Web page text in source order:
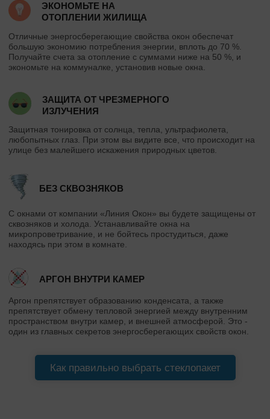
ЭКОНОМЬТЕ НА
ОТОПЛЕНИИ ЖИЛИЩА
Отличные энергосберегающие свойства окон обеспечат
большую экономию потребления энергии, вплоть до 70 %.
Получайте счета за отопление с суммами ниже на 50 %, и
экономьте на коммуналке, установив новые окна.
ЗАЩИТА ОТ ЧРЕЗМЕРНОГО
ИЗЛУЧЕНИЯ
Защитная тонировка от солнца, тепла, ультрафиолета,
любопытных глаз. При этом вы видите все, что происходит на
улице без малейшего искажения природных цветов.
БЕЗ СКВОЗНЯКОВ
С окнами от компании «Линия Окон» вы будете защищены от
сквозняков и холода. Устанавливайте окна на
микропроветривание, и не бойтесь простудиться, даже
находясь при этом в комнате.
АРГОН ВНУТРИ КАМЕР
Аргон препятствует образованию конденсата, а также
препятствует обмену тепловой энергией между внутренним
пространством внутри камер, и внешней атмосферой. Это -
один из главных секретов энергосберегающих свойств окон.
Как правильно выбрать стеклопакет